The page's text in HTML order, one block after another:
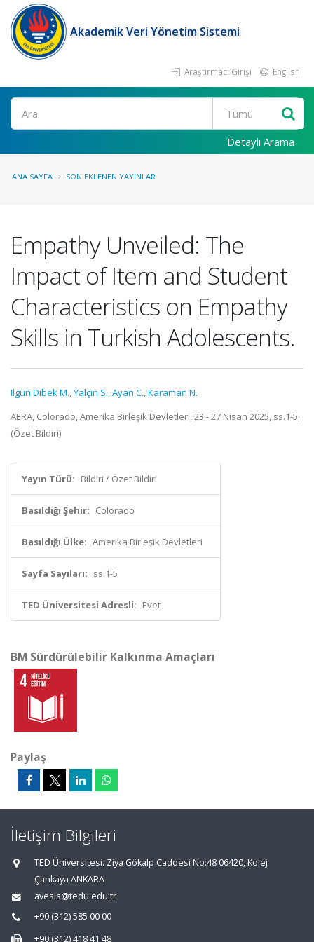
Akademik Veri Yönetim Sistemi
Araştırmacı Girişi English
Ara
Detaylı Arama
ANA SAYFA SON EKLENEN YAYINLAR
Empathy Unveiled: The
Impact of Item and Student
Characteristics on Empathy
Skills in Turkish Adolescents.
Ilgün Dibek M.,Yalçin S.,Ayan C.,Karaman N.
AERA, Colorado, Amerika Birleşik Devletleri, 23 - 27 Nisan 2025, ss.1-5,
(Özet Bildiri)
Yayın Türü: Bildiri / Özet Bildiri
Basıldığı Şehir: Colorado
Basıldığı Ülke: Amerika Birleşik Devletleri
Sayfa Sayıları: ss.1-5
TED Üniversitesi Adresli: Evet
BM Sürdürülebilir Kalkınma Amaçları
Paylaş
İletişim Bilgileri
TED Üniversitesi. Ziya Gökalp Caddesi No:48 06420, Kolej
Çankaya ANKARA
avesis@tedu.edu.tr
+90 (312) 585 00 00
+90 (312) 418 41 48